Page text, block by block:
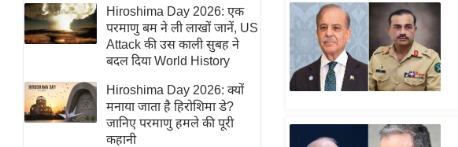
Hindi
Videos
IPL
2026
ई-पेपर
मिसाल बेमिसाल
शख्सियत
Hiroshima Day 2026: एक
परमाणु बम ने ली लाखों जानें, US
Attack की उस काली सुबह ने
बदल दिया World History
Hiroshima Day 2026: क्यों
मनाया जाता है हिरोशिमा डे?
जानिए परमाणु हमले की पूरी
कहानी